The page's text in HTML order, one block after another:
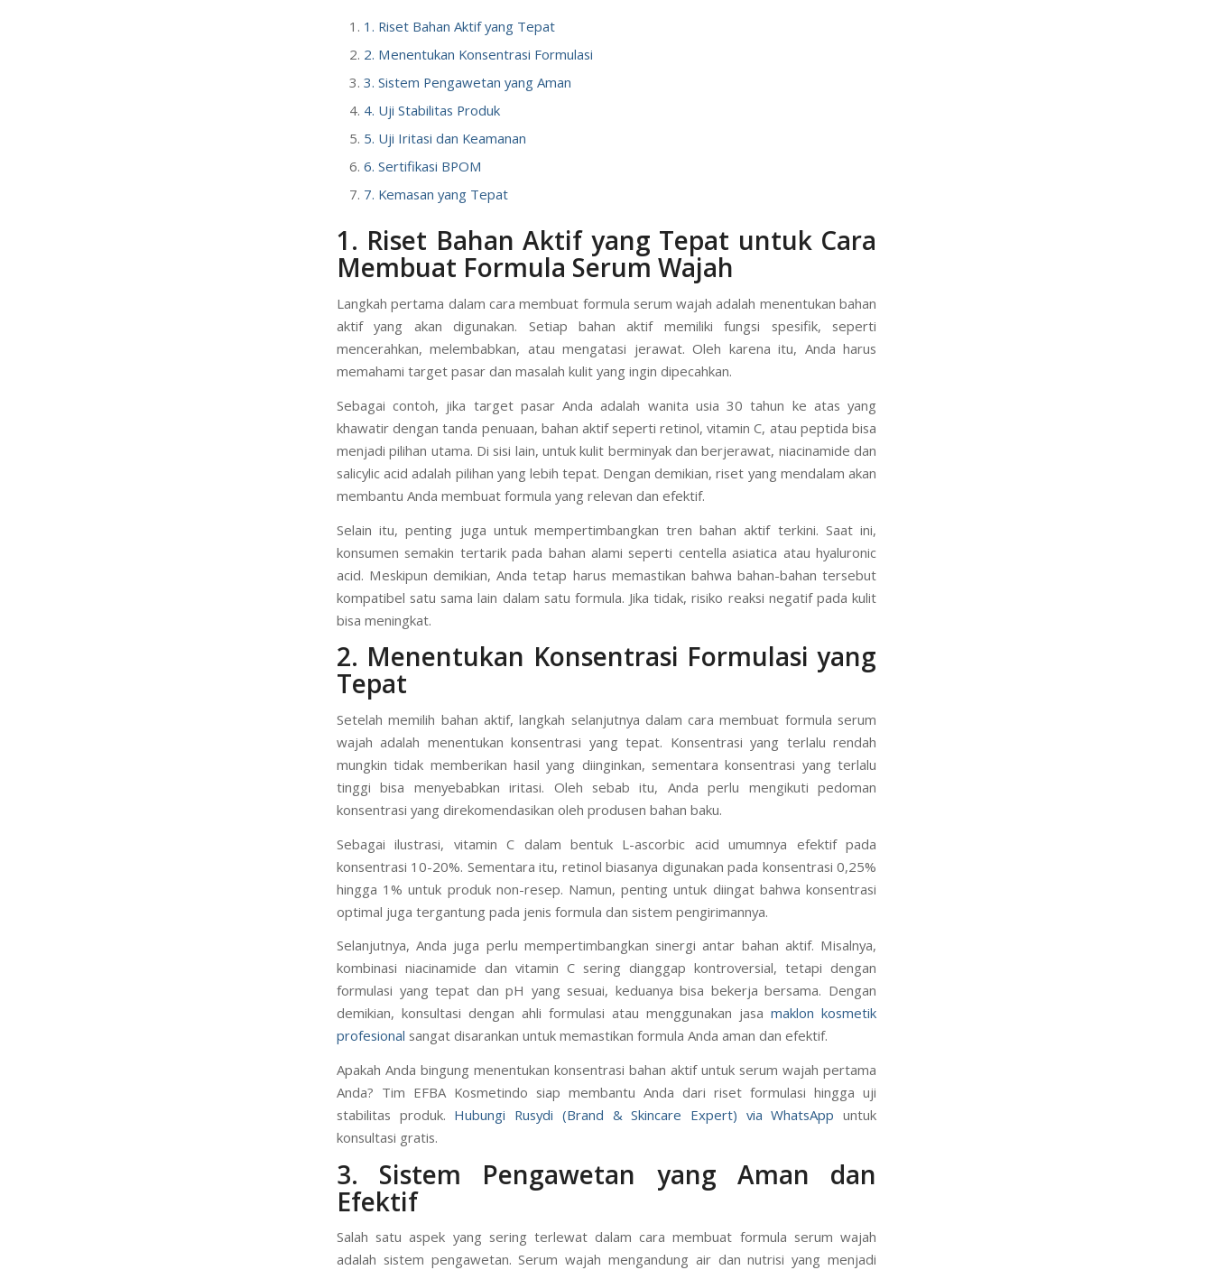
1. Riset Bahan Aktif yang Tepat
2. Menentukan Konsentrasi Formulasi
3. Sistem Pengawetan yang Aman
4. Uji Stabilitas Produk
5. Uji Iritasi dan Keamanan
6. Sertifikasi BPOM
7. Kemasan yang Tepat
1. Riset Bahan Aktif yang Tepat untuk Cara
Membuat Formula Serum Wajah
Langkah pertama dalam cara membuat formula serum wajah adalah menentukan bahan
aktif yang akan digunakan. Setiap bahan aktif memiliki fungsi spesifik, seperti
mencerahkan, melembabkan, atau mengatasi jerawat. Oleh karena itu, Anda harus
memahami target pasar dan masalah kulit yang ingin dipecahkan.
Sebagai contoh, jika target pasar Anda adalah wanita usia 30 tahun ke atas yang
khawatir dengan tanda penuaan, bahan aktif seperti retinol, vitamin C, atau peptida bisa
menjadi pilihan utama. Di sisi lain, untuk kulit berminyak dan berjerawat, niacinamide dan
salicylic acid adalah pilihan yang lebih tepat. Dengan demikian, riset yang mendalam akan
membantu Anda membuat formula yang relevan dan efektif.
Selain itu, penting juga untuk mempertimbangkan tren bahan aktif terkini. Saat ini,
konsumen semakin tertarik pada bahan alami seperti centella asiatica atau hyaluronic
acid. Meskipun demikian, Anda tetap harus memastikan bahwa bahan-bahan tersebut
kompatibel satu sama lain dalam satu formula. Jika tidak, risiko reaksi negatif pada kulit
bisa meningkat.
2. Menentukan Konsentrasi Formulasi yang
Tepat
Setelah memilih bahan aktif, langkah selanjutnya dalam cara membuat formula serum
wajah adalah menentukan konsentrasi yang tepat. Konsentrasi yang terlalu rendah
mungkin tidak memberikan hasil yang diinginkan, sementara konsentrasi yang terlalu
tinggi bisa menyebabkan iritasi. Oleh sebab itu, Anda perlu mengikuti pedoman
konsentrasi yang direkomendasikan oleh produsen bahan baku.
Sebagai ilustrasi, vitamin C dalam bentuk L-ascorbic acid umumnya efektif pada
konsentrasi 10-20%. Sementara itu, retinol biasanya digunakan pada konsentrasi 0,25%
hingga 1% untuk produk non-resep. Namun, penting untuk diingat bahwa konsentrasi
optimal juga tergantung pada jenis formula dan sistem pengirimannya.
Selanjutnya, Anda juga perlu mempertimbangkan sinergi antar bahan aktif. Misalnya,
kombinasi niacinamide dan vitamin C sering dianggap kontroversial, tetapi dengan
formulasi yang tepat dan pH yang sesuai, keduanya bisa bekerja bersama. Dengan
demikian, konsultasi dengan ahli formulasi atau menggunakan jasa maklon kosmetik
profesional sangat disarankan untuk memastikan formula Anda aman dan efektif.
Apakah Anda bingung menentukan konsentrasi bahan aktif untuk serum wajah pertama
Anda? Tim EFBA Kosmetindo siap membantu Anda dari riset formulasi hingga uji
stabilitas produk. Hubungi Rusydi (Brand & Skincare Expert) via WhatsApp untuk
konsultasi gratis.
3. Sistem Pengawetan yang Aman dan
Efektif
Salah satu aspek yang sering terlewat dalam cara membuat formula serum wajah
adalah sistem pengawetan. Serum wajah mengandung air dan nutrisi yang menjadi